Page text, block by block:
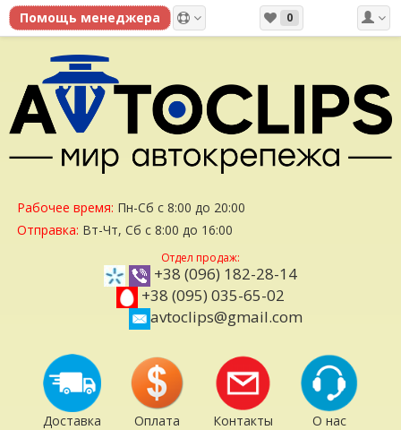
0
Рабочее время: Пн-Сб с 8:00 до 20:00
Отправка: Вт-Чт, Сб с 8:00 до 16:00
Отдел продаж:
+38 (096) 182-28-14
+38 (095) 035-65-02
avtoclips@gmail.com
Доставка Оплата Контакты О нас